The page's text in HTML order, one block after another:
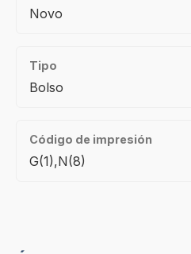
Novo
Tipo
Bolso
Código de impresión
G(1),N(8)